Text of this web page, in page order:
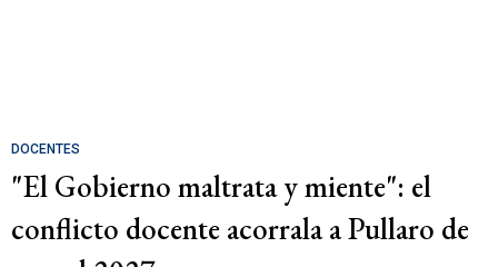
DOCENTES
"El Gobierno maltrata y miente": el
conflicto docente acorrala a Pullaro de